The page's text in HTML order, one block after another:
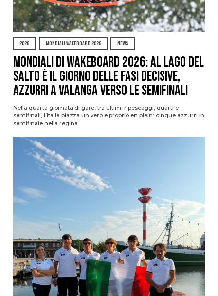
2026 MONDIALI WAKEBOARD 2026 NEWS
Mondiali di Wakeboard 2026: al Lago del
Salto è il giorno delle fasi decisive,
azzurri a valanga verso le semifinali
Nella quarta giornata di gare, tra ultimi ripescaggi, quarti e
semifinali, l’Italia piazza un vero e proprio en plein: cinque azzurri in
semifinale nella regina